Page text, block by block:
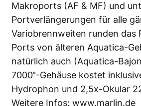
Makroports (AF & MF) und
Portverlängerungen für alle
Variobrennweiten runden das
Ports von älteren Aquatica-
natürlich auch (Aquatica-
7000“-Gehäuse kostet
Hydrophon und 2,5x-Okular
Weitere Infos: www.marlin.de